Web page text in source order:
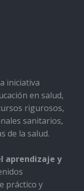
iniciativa
en salud,
rigurosos,
sanitarios,
de la salud.
aprendizaje y
práctico y